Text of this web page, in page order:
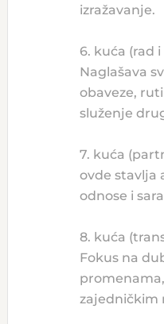
izražavanje.
6. kuća (rad
Naglašava
obaveze,
služenje
7. kuća
ovde stavlja
odnose i
8. kuća
Fokus na
zajedničkim